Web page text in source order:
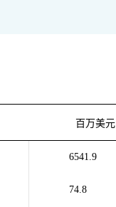
百万美元
6541.9
74.8